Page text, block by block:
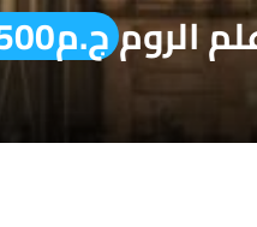
الرومج.م3,500